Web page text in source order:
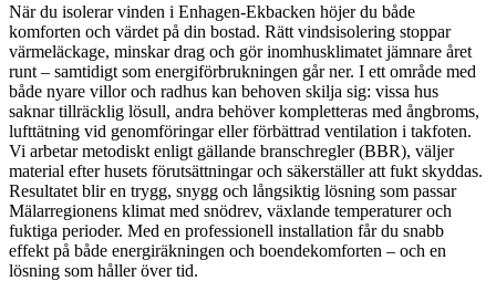
När du isolerar vinden i Enhagen‑Ekbacken höjer du både
komforten och värdet på din bostad. Rätt vindsisolering stoppar
värmeläckage, minskar drag och gör inomhusklimatet jämnare året
runt – samtidigt som energiförbrukningen går ner. I ett område med
både nyare villor och radhus kan behoven skilja sig: vissa hus
saknar tillräcklig lösull, andra behöver kompletteras med ångbroms,
lufttätning vid genomföringar eller förbättrad ventilation i takfoten.
Vi arbetar metodiskt enligt gällande branschregler (BBR), väljer
material efter husets förutsättningar och säkerställer att fukt skyddas.
Resultatet blir en trygg, snygg och långsiktig lösning som passar
Mälarregionens klimat med snödrev, växlande temperaturer och
fuktiga perioder. Med en professionell installation får du snabb
effekt på både energiräkningen och boendekomforten – och en
lösning som håller över tid.